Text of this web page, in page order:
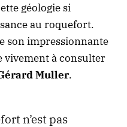
géologie si
au roquefort.
son impressionnante
vivement à consulter
Muller.
n’est pas